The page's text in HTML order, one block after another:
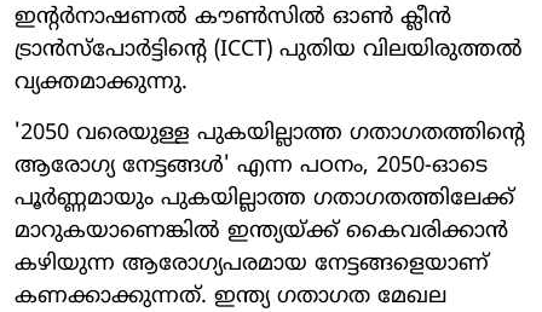
ഇന്റർനാഷണൽ കൗൺസിൽ ഓൺ ക്ലീൻ
ട്രാൻസ്‌പോർട്ടിന്റെ (ICCT) പുതിയ വിലയിരുത്തൽ
വ്യക്തമാക്കുന്നു.
'2050 വരെയുള്ള പുകയില്ലാത്ത ഗതാഗതത്തിന്റെ
ആരോഗ്യ നേട്ടങ്ങൾ' എന്ന പഠനം, 2050-ഓടെ
പൂർണ്ണമായും പുകയില്ലാത്ത ഗതാഗതത്തിലേക്ക്
മാറുകയാണെങ്കിൽ ഇന്ത്യയ്ക്ക് കൈവരിക്കാൻ
കഴിയുന്ന ആരോഗ്യപരമായ നേട്ടങ്ങളെയാണ്
കണക്കാക്കുന്നത്. ഇന്ത്യ ഗതാഗത മേഖല